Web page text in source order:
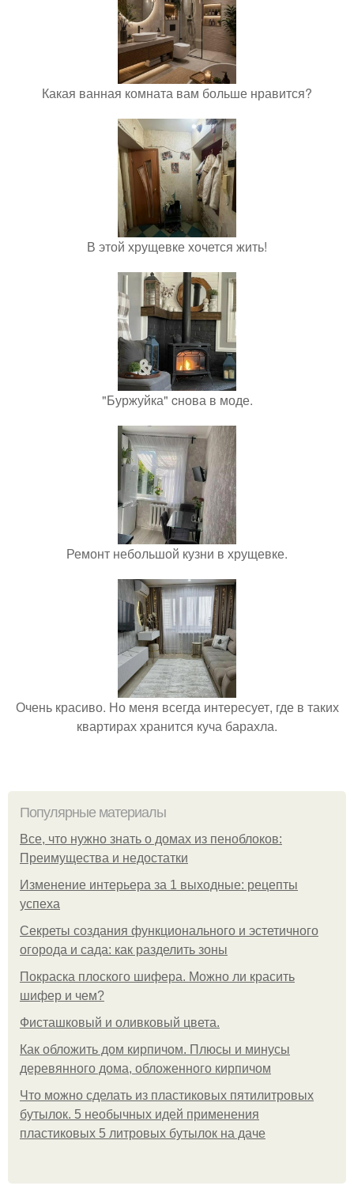
Какая ванная комната вам больше нравится?
В этой хрущевке хочется жить!
"Буржуйка" cнова в моде.
Ремонт небольшой кузни в хрущевке.
Очень красиво. Но меня всегда интересует, где в таких
квартирах хранится куча барахла.
Популярные материалы
Все, что нужно знать о домах из пеноблоков:
Преимущества и недостатки
Изменение интерьера за 1 выходные: рецепты
успеха
Секреты создания функционального и эстетичного
огорода и сада: как разделить зоны
Покраска плоского шифера. Можно ли красить
шифер и чем?
Фисташковый и оливковый цвета.
Как обложить дом кирпичом. Плюсы и минусы
деревянного дома, обложенного кирпичом
Что можно сделать из пластиковых пятилитровых
бутылок. 5 необычных идей применения
пластиковых 5 литровых бутылок на даче